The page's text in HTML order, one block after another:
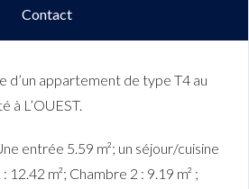
Contact
d’un appartement de type T4 au
à L’OUEST.
entrée 5.59 m²; un séjour/cuisine
12.42 m²; Chambre 2 : 9.19 m² ;